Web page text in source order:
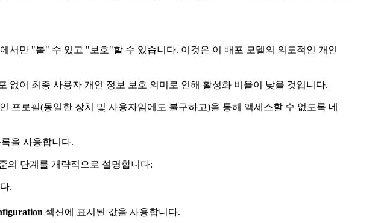
에서만 "볼" 수 있고 "보호"할 수 있습니다. 이것은 이 배포 모델의 의도적인 개인
이 최종 사용자 개인 정보 보호 의미로 인해 활성화 비율이 낮을 것입니다.
프로필(동일한 장치 및 사용자임에도 불구하고)을 통해 액세스할 수 없도록 네
을 사용합니다.
의 단계를 개략적으로 설명합니다:
.
섹션에 표시된 값을 사용합니다.